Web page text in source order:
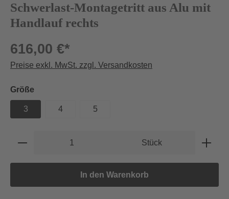
Schwerlast-Montagetritt aus Alu mit
Handlauf rechts
616,00 €*
Preise exkl. MwSt. zzgl. Versandkosten
Größe
3 4 5
Produkt Anzahl: Gib den gewünschten
Stück
In den Warenkorb